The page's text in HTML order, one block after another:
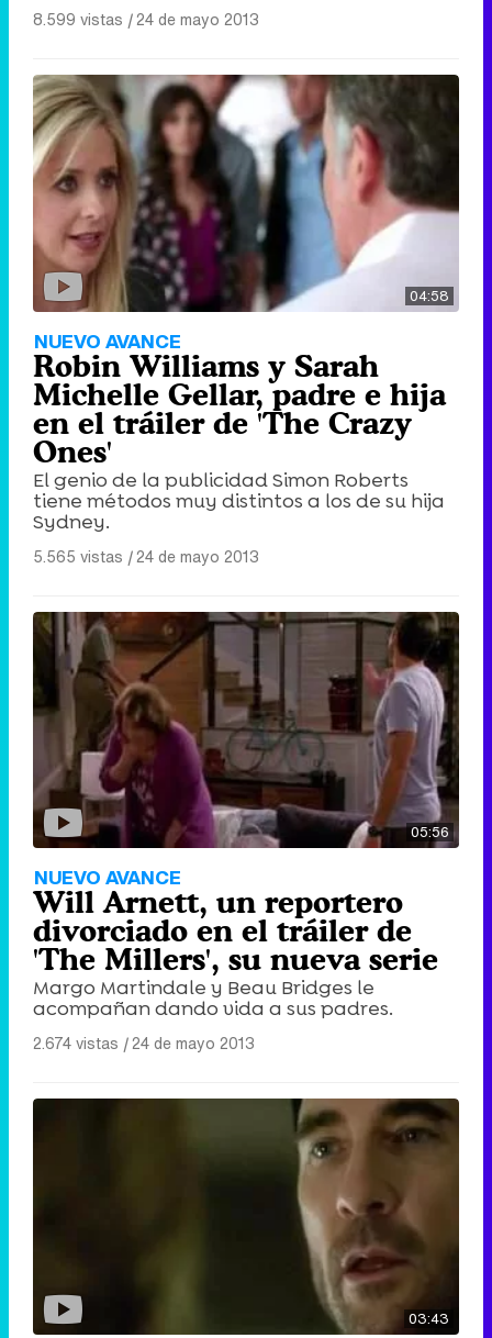
8.599 vistas |24 de mayo 2013
04:58
NUEVO AVANCE
Robin Williams y Sarah
Michelle Gellar, padre e hija
en el tráiler de 'The Crazy
Ones'
El genio de la publicidad Simon Roberts
tiene métodos muy distintos a los de su hija
Sydney.
5.565 vistas |24 de mayo 2013
05:56
NUEVO AVANCE
Will Arnett, un reportero
divorciado en el tráiler de
'The Millers', su nueva serie
Margo Martindale y Beau Bridges le
acompañan dando vida a sus padres.
2.674 vistas |24 de mayo 2013
03:43